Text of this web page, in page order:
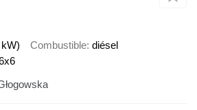
Combustible diésel